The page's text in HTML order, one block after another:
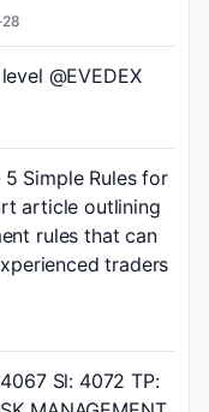
@EVEDEX
Simple Rules for
article outlining
rules that can
traders
Sl: 4072 TP: